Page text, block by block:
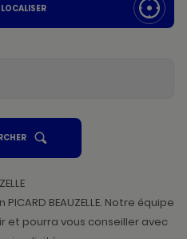
UN
POINT
VENTE
BEAUZELLE. Notre équipe
et pourra vous conseiller avec